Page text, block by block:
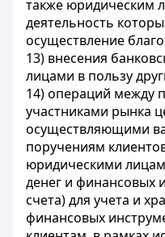
также юридическим
деятельность
осуществление
13) внесения
лицами в пользу
14) операций между
участниками рынка
осуществляющими
поручениям
юридическими
денег и финансовых
счета) для учета и
финансовых